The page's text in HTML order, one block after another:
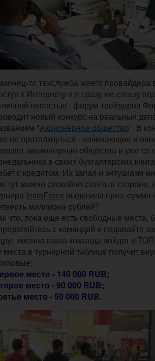
то техслужба моего провайдера
к Интернету и я сразу же спешу
новостью - форум трейдеров
новый конкурс на реальных
"Акционерное общество". В
не протолкнуться - начинающие и
акционерные общества и уже со
в своих бухгалтерских
с кредитом. Их запал и энтузиазм
тут можно спокойно стоять в стороне,
InstaForex выделила приз, сумма
миллиона рублей?
что, пока еще есть свободные места,
с командой и подавайте
именно ваша команда войдет в
места в турнирной таблице получит
место - 140 000 RUB;
место - 90 000 RUB;
место - 50 000 RUB.